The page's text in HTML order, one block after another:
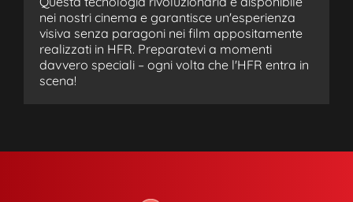
nei nostri cinema e garantisce un'esperienza
visiva senza paragoni nei film appositamente
realizzati in HFR. Preparatevi a momenti
davvero speciali – ogni volta che l'HFR entra in
scena!